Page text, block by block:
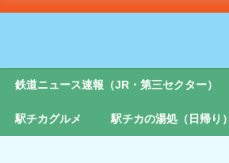
鉄道ニュース速報（JR・第三セクター）
駅チカグルメ 駅チカの湯処（日帰り）